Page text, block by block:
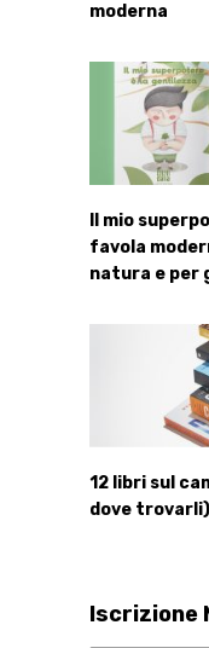
moderna
Il mio
favola
natura e per
12 libri sul
dove trovarli)
Iscrizione